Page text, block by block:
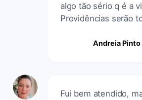
algo tão sério q é a
Providências serão
Andreia Pinto
Fui bem atendido,